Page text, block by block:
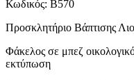
Κωδικός: B570
Προσκλητήριο Βάπτισης
Φάκελος σε μπεζ
εκτύπωση